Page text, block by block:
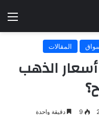
المقالات
أسعار الذهب
9 دقيقة واحدة